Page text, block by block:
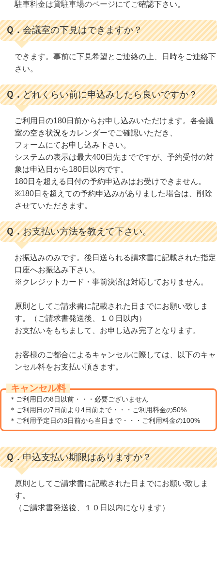
駐車料金は貸駐車場のページにてご確認下さい。
Ｑ．会議室の下見はできますか？
できます。事前に下見希望とご連絡の上、日時をご連絡下
さい。
Ｑ．どれくらい前に申込みしたら良いですか？
ご利用日の180日前からお申し込みいただけます。各会議
室の空き状況をカレンダーでご確認いただき、
フォームにてお申し込み下さい。
システムの表示は最大400日先までですが、予約受付の対
象は申込日から180日以内です。
180日を超える日付の予約申込みはお受けできません。
※180日を超えての予約申込みがありました場合は、削除
させていただきます。
Ｑ．お支払い方法を教えて下さい。
お振込みのみです。後日送られる請求書に記載された指定
口座へお振込み下さい。
※クレジットカード・事前決済は対応しておりません。
原則としてご請求書に記載された日までにお願い致しま
す。（ご請求書発送後、１０日以内）
お支払いをもちまして、お申し込み完了となります。
お客様のご都合によるキャンセルに際しては、以下のキャ
ンセル料をお支払い頂きます。
キャンセル料
＊ご利用日の8日以前・・・必要ございません
＊ご利用日の7日前より4日前まで・・・ご利用料金の50%
＊ご利用予定日の3日前から当日まで・・・ご利用料金の100%
Ｑ．申込支払い期限はありますか？
原則としてご請求書に記載された日までにお願い致しま
す。
（ご請求書発送後、１０日以内になります）